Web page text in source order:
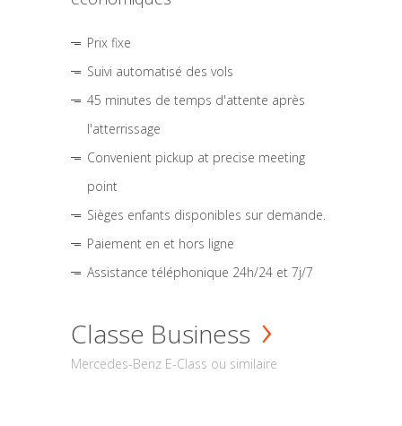
Prix fixe
Suivi automatisé des vols
45 minutes de temps d'attente après
l'atterrissage
Convenient pickup at precise meeting
point
Sièges enfants disponibles sur demande.
Paiement en et hors ligne
Assistance téléphonique 24h/24 et 7j/7
Classe Business
Mercedes-Benz E-Class ou similaire